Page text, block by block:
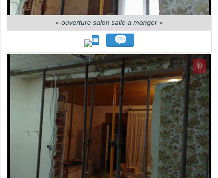
« ouverture salon salle a manger »